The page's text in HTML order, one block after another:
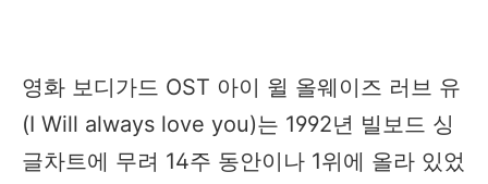
영화 보디가드 OST 아이 윌 올웨이즈 러브 유
(I Will always love you)는 1992년 빌보드 싱
글차트에 무려 14주 동안이나 1위에 올라 있었